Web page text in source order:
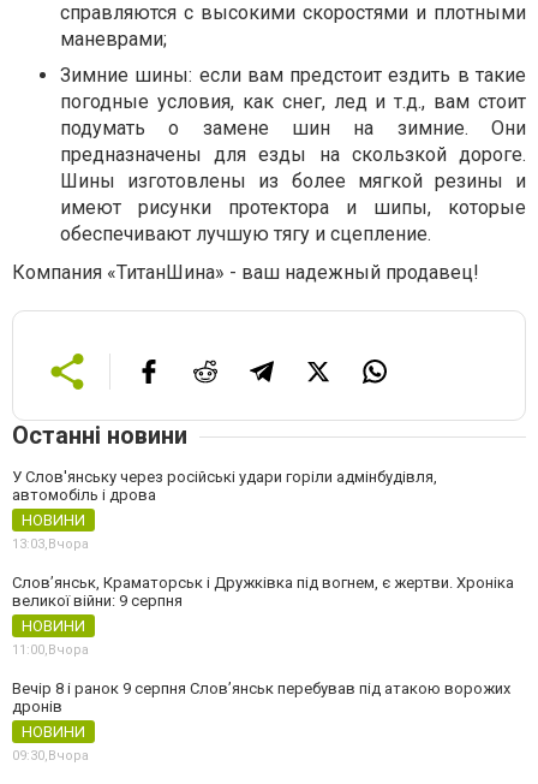
справляются с высокими скоростями и плотными
маневрами;
Зимние шины: если вам предстоит ездить в такие
погодные условия, как снег, лед и т.д., вам стоит
подумать о замене шин на зимние. Они
предназначены для езды на скользкой дороге.
Шины изготовлены из более мягкой резины и
имеют рисунки протектора и шипы, которые
обеспечивают лучшую тягу и сцепление.
Компания «ТитанШина» - ваш надежный продавец!
Останні новини
У Слов'янську через російські удари горіли адмінбудівля,
автомобіль і дрова
НОВИНИ
13:03,Вчора
Слов’янськ, Краматорськ і Дружківка під вогнем, є жертви. Хроніка
великої війни: 9 серпня
НОВИНИ
11:00,Вчора
Вечір 8 і ранок 9 серпня Слов’янськ перебував під атакою ворожих
дронів
НОВИНИ
09:30,Вчора